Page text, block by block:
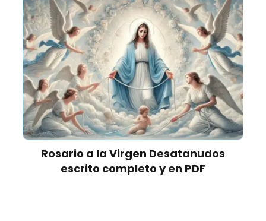
Rosario a la Virgen Desatanudos
escrito completo y en PDF